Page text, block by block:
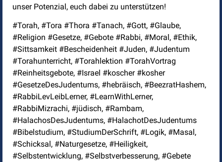
unser Potenzial, euch dabei zu unterstützen!
#Torah, #Tora #Thora #Tanach, #Gott, #Glaube,
#Religion #Gesetze, #Gebote #Rabbi, #Moral, #Ethik,
#Sittsamkeit #Bescheidenheit #Juden, #Judentum
#Torahunterricht, #Torahlektion #TorahVortrag
#Reinheitsgebote, #Israel #koscher #kosher
#GesetzeDesJudentums, #hebräisch, #BeezratHashem,
#RabbiLevLeibLerner, #LearnWithLerner,
#RabbiMizrachi, #jüdisch, #Rambam,
#HalachosDesJudentums, #HalachotDesJudentums
#Bibelstudium, #StudiumDerSchrift, #Logik, #Masal,
#Schicksal, #Naturgesetze, #Heiligkeit,
#Selbstentwicklung, #Selbstverbesserung, #Gebete